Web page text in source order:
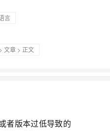
言
> 文章 > 正文
者版本过低导致的